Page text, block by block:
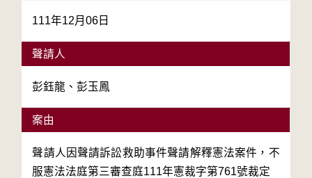
111年12月06日
聲請人
彭鈺龍、彭玉鳳
案由
聲請人因聲請訴訟救助事件聲請解釋憲法案件，不
服憲法法庭第三審查庭111年憲裁字第761號裁定